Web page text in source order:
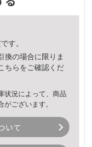
す。
換の場合に限りま
ちら をご確認くだ
状況によって、商品
ございます。
いて